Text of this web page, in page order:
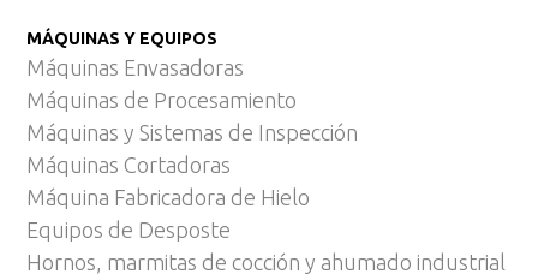
MÁQUINAS Y EQUIPOS
Máquinas Envasadoras
Máquinas de Procesamiento
Máquinas y Sistemas de Inspección
Máquinas Cortadoras
Máquina Fabricadora de Hielo
Equipos de Desposte
Hornos, marmitas de cocción y ahumado industrial